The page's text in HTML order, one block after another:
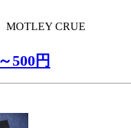
CRUE